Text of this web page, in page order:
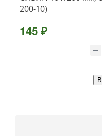
200-10)
145 ₽